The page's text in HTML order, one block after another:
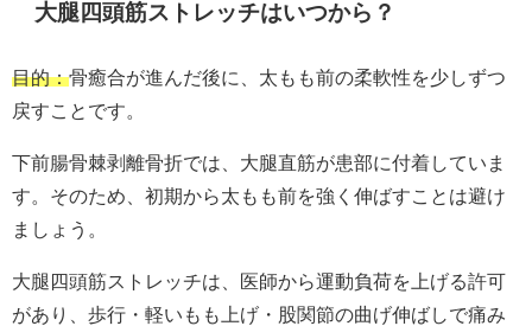
大腿四頭筋ストレッチはいつから？
目的：骨癒合が進んだ後に、太もも前の柔軟性を少しずつ
戻すことです。
下前腸骨棘剥離骨折では、大腿直筋が患部に付着していま
す。そのため、初期から太もも前を強く伸ばすことは避け
ましょう。
大腿四頭筋ストレッチは、医師から運動負荷を上げる許可
があり、歩行・軽いもも上げ・股関節の曲げ伸ばしで痛み